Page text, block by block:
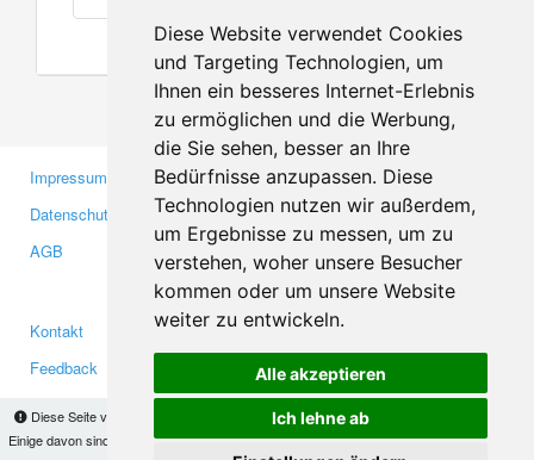
Diese Website verwendet Cookies
und Targeting Technologien, um
Ihnen ein besseres Internet-Erlebnis
zu ermöglichen und die Werbung,
die Sie sehen, besser an Ihre
Bedürfnisse anzupassen. Diese
Technologien nutzen wir außerdem,
um Ergebnisse zu messen, um zu
verstehen, woher unsere Besucher
kommen oder um unsere Website
weiter zu entwickeln.
Alle akzeptieren
Ich lehne ab
Diese Seite verwendet Cookies, um Informationen auf Ihrem Computer zu speichern.
Einige davon sind notwendig, damit unsere Seite funktioniert, andere helfen uns dabei, das
Impressum
Datenschutzerklärung
AGB
Gewerbetreibende
Investoren
Medien
Kontakt
Feedback
Facebook
Twitter
YouTube
Google+